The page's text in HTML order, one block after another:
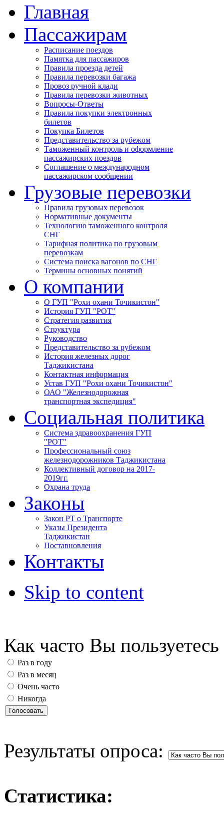
Главная
Пассажирам
Расписание поездов
Памятка для пассажиров
Правила проезда детей
Правила перевозки багажа
Провоз ручной клади
Правила перевозки животных
Вопросы-Ответы
Правила покупки электронных
билетов
Покупка Билетов
Представительство за рубежом
Таможенный контроль и оформление
пассажирских поездов
Соглашение о международном
пассажирском сообщении
Грузовые перевозки
Правила грузовых перевозок
Нормативные документы
Технологию таможенного контроля
СНГ
Тарифная политика по грузовым
перевозкам
Система поиска вагонов по СНГ
Термины основных понятий
О компании
О ГУП "Рохи охани Точикистон"
История ГУП "РОТ"
Стратегия развития
Структура
Руководство
Представительство за рубежом
История железных дорог
Таджикистана
Контактная информация
Устав ГУП "Рохи охани Точикистон"
ОАО "Железнодорожная
транспортная экспедиция"
Социальная политика
Система здравоохранения ГУП
"РОТ"
Профессиональный союз
железнодорожников Таджикистана
Коллективный договор на 2017-
2019гг.
Охрана труда
Законы
Закон РТ о Транспорте
Указы Президента
Таджикистан
Поставновления
Контакты
Skip to content
Как часто Вы
Раз в году
Раз в месяц
Очень часто
Никогда
Результаты опроса:
Статистика: